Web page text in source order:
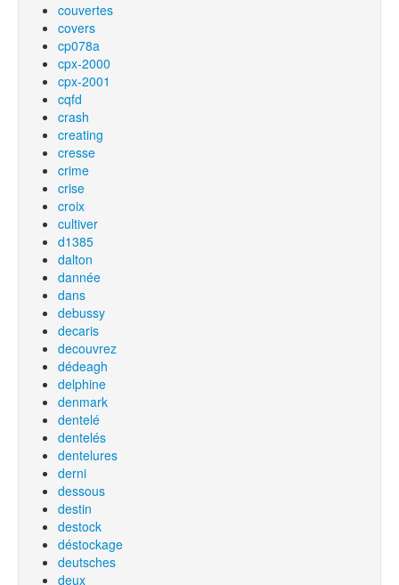
couvertes
covers
cp078a
cpx-2000
cpx-2001
cqfd
crash
creating
cresse
crime
crise
croix
cultiver
d1385
dalton
dannée
dans
debussy
decaris
decouvrez
dédeagh
delphine
denmark
dentelé
dentelés
dentelures
derni
dessous
destin
destock
déstockage
deutsches
deux